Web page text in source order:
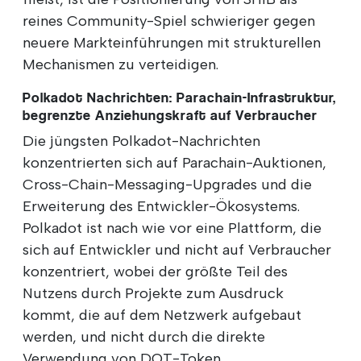
reines Community-Spiel schwieriger gegen
neuere Markteinführungen mit strukturellen
Mechanismen zu verteidigen.
Polkadot Nachrichten: Parachain-Infrastruktur,
begrenzte Anziehungskraft auf Verbraucher
Die jüngsten Polkadot-Nachrichten
konzentrierten sich auf Parachain-Auktionen,
Cross-Chain-Messaging-Upgrades und die
Erweiterung des Entwickler-Ökosystems.
Polkadot ist nach wie vor eine Plattform, die
sich auf Entwickler und nicht auf Verbraucher
konzentriert, wobei der größte Teil des
Nutzens durch Projekte zum Ausdruck
kommt, die auf dem Netzwerk aufgebaut
werden, und nicht durch die direkte